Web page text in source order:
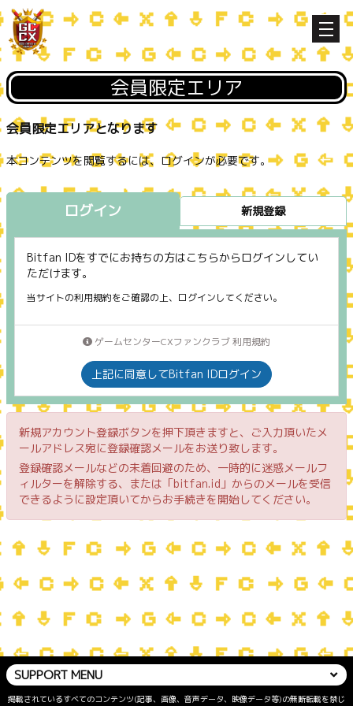
会員限定エリア
会員限定エリアとなります
本コンテンツを閲覧するには、ログインが必要です。
ログイン 新規登録
Bitfan IDをすでにお持ちの方はこちらからログインしてい
ただけます。
当サイトの利用規約をご確認の上、ログインしてください。
ゲームセンターCXファンクラブ 利用規約
上記に同意してBitfan IDログイン
新規アカウント登録ボタンを押下頂きますと、ご入力頂いたメ
ールアドレス宛に登録確認メールをお送り致します。
登録確認メールなどの未着回避のため、一時的に迷惑メールフ
ィルターを解除する、または「bitfan.id」からのメールを受信
できるように設定頂いてからお手続きを開始してください。
SUPPORT MENU
掲載されているすべてのコンテンツ(記事、画像、音声データ、映像データ等)の無断転載を禁じ